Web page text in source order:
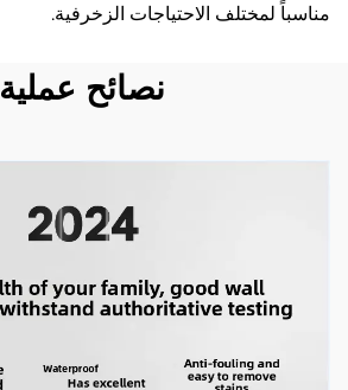
مناسباً لمختلف الاحتياجات الزخرفية.
نصائح عملية